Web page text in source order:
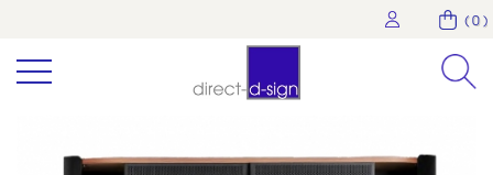
( 0 )